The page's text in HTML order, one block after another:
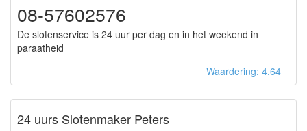
08-57602576
De slotenservice is 24 uur per dag en in het weekend in
paraatheid
Waardering: 4.64
24 uurs Slotenmaker Peters